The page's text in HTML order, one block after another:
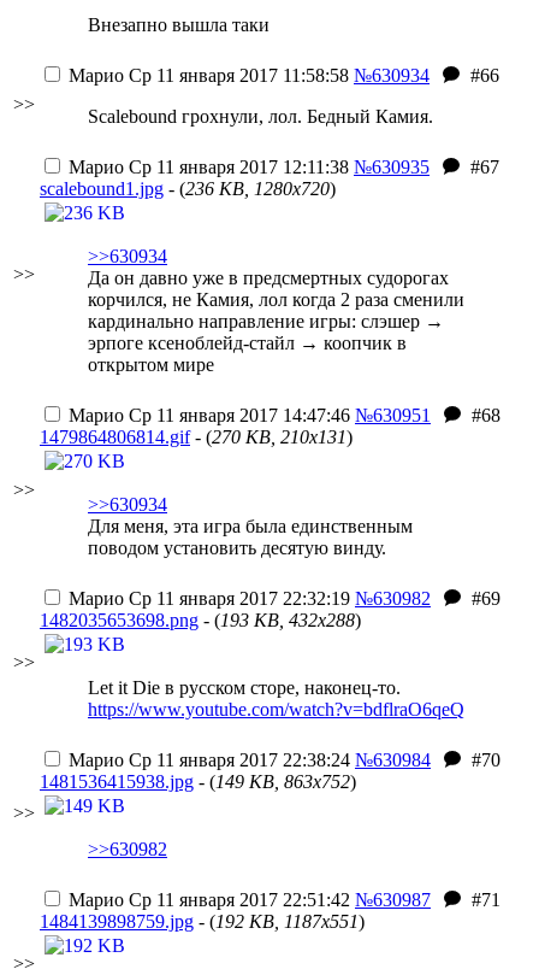
Внезапно вышла таки
>>
Марио Ср 11 января 2017 11:58:58 №630934
#66
Scalebound грохнули, лол. Бедный Камия.
>>
Марио Ср 11 января 2017 12:11:38 №630935
#67
scalebound1.jpg - (236 KB, 1280x720)
>>630934
Да он давно уже в предсмертных судорогах
корчился, не Камия, лол когда 2 раза сменили
кардинально направление игры: слэшер →
эрпоге ксеноблейд-стайл → коопчик в
открытом мире
>>
Марио Ср 11 января 2017 14:47:46 №630951
#68
1479864806814.gif- (270 KB, 210x131)
>>630934
Для меня, эта игра была единственным
поводом установить десятую винду.
>>
Марио Ср 11 января 2017 22:32:19 №630982
#69
1482035653698.png - (193 KB, 432x288)
Let it Die в русском сторе, наконец-то.
https://www.youtube.com/watch?v=bdflraO6qeQ
>>
Марио Ср 11 января 2017 22:38:24 №630984
#70
1481536415938.jpg - (149 KB, 863x752)
>>630982
>>
Марио Ср 11 января 2017 22:51:42 №630987
#71
1484139898759.jpg - (192 KB, 1187x551)